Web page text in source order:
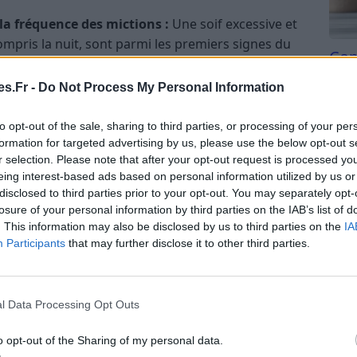
- Do Not Process My Personal Information
opt-out of the sale, sharing to third parties, or processing of your
for targeted advertising by us, please use the below opt-out
selection. Please note that after your opt-out request is processed
interest-based ads based on personal information utilized by us
to third parties prior to your opt-out. You may separately
of your personal information by third parties on the IAB’s list of
This information may also be disclosed by us to third parties on the
Participants that may further disclose it to other third parties.
Data Processing Opt Outs
opt-out of the Sharing of my personal data.
fréquence des mictions : Une soif excessive et
la nuit, sont parmi les premiers signes du
raison apparente, peut également être un
soudains dans la vision ou une vision floue
observée dans le cas du diabète de type 1, où
ou accrue, l’individu peut perdre du poids.
lentement :Une guérison plus lente
coupures peut être un signe de diabète.
:
ou les pieds peuvent aussi indiquer des
du diabète mentionnés précédemment,
Tri
du